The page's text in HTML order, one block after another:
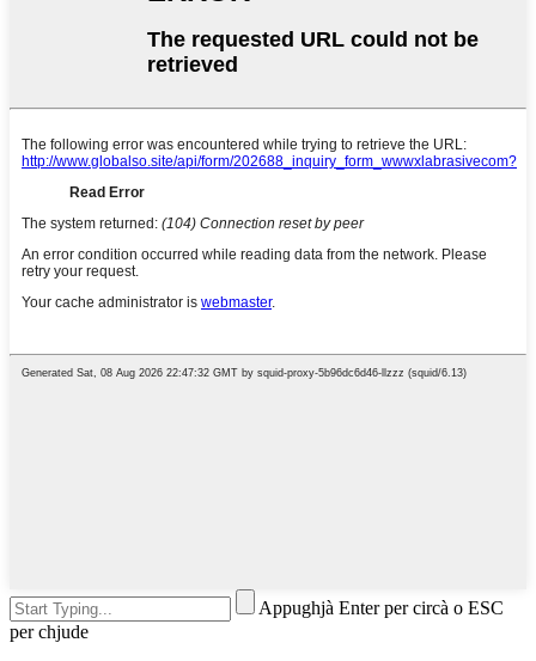
Appughjà Enter per circà o ESC
per chjude